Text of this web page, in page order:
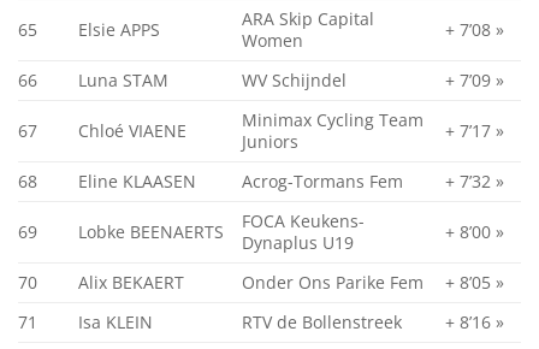
65 Elsie APPS
ARA Skip Capital
Women
+ 7’08 »
66 Luna STAM WV Schijndel + 7’09 »
67 Chloé VIAENE
Minimax Cycling Team
Juniors
+ 7’17 »
68 Eline KLAASEN Acrog-Tormans Fem + 7’32 »
69 Lobke BEENAERTS
FOCA Keukens-
Dynaplus U19
+ 8’00 »
70 Alix BEKAERT Onder Ons Parike Fem
+ 8’05 »
71
Isa KLEIN RTV de Bollenstreek + 8’16 »